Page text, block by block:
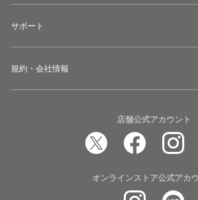
サポート
規約・会社情報
店舗公式アカウント
オンラインストア公式アカ